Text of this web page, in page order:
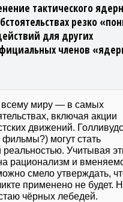
тактического
резко
для других
членов
всему миру — в самых
включая акции
движений.
могут стать
Учитывая
рационализм и
смело утверждать,
применено не будет.
чёрных лебедей.